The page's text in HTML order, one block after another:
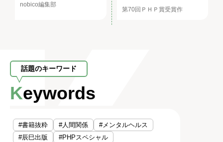
nobico編集部
第70回ＰＨＰ賞受賞作
話題のキーワード
Keywords
#書籍抜粋 #人間関係
#メンタルヘルス
#辰巳出版
#PHPスペシャル